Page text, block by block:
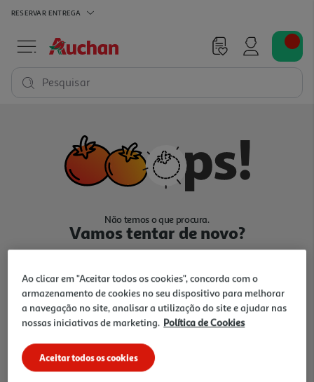
RESERVAR ENTREGA
Pesquisar
Não temos o que procura.
Vamos tentar de novo?
Ir para Homepage
Ao clicar em "Aceitar todos os cookies", concorda com o
armazenamento de cookies no seu dispositivo para melhorar
a navegação no site, analisar a utilização do site e ajudar nas
nossas iniciativas de marketing. Política de Cookies
Aceitar todos os cookies